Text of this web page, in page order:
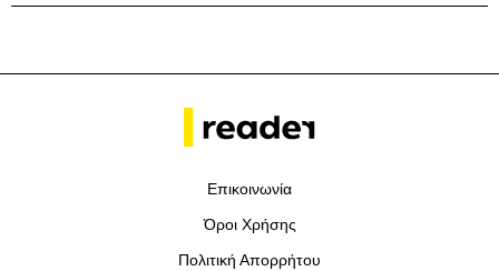
Επικοινωνία
Όροι Χρήσης
Πολιτική Απορρήτου